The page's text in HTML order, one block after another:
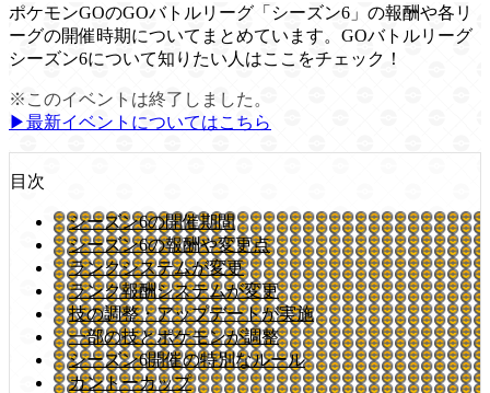
ポケモンGOのGOバトルリーグ「シーズン6」の報酬や各リ
ーグの開催時期についてまとめています。GOバトルリーグ
シーズン6について知りたい人はここをチェック！
※このイベントは終了しました。
▶︎最新イベントについてはこちら
目次
シーズン6の開催期間
シーズン6の報酬や変更点
ランクシステムが変更
ランク報酬システムが変更
技の調整・アップデートが実施
一部の技とポケモンが調整
シーズン6開催の特別なルール
カントーカップ